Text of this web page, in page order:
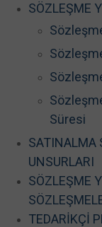
SÖZLEŞME
Süresi
SATINALMA
UNSURLARI
SÖZLEŞME
TEDARİKÇİ